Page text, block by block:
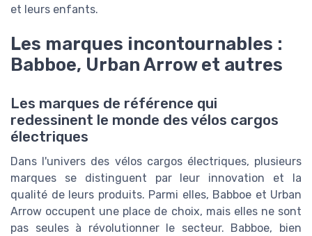
et leurs enfants.
Les marques incontournables :
Babboe, Urban Arrow et autres
Les marques de référence qui
redessinent le monde des vélos cargos
électriques
Dans l'univers des vélos cargos électriques, plusieurs
marques se distinguent par leur innovation et la
qualité de leurs produits. Parmi elles, Babboe et Urban
Arrow occupent une place de choix, mais elles ne sont
pas seules à révolutionner le secteur. Babboe, bien